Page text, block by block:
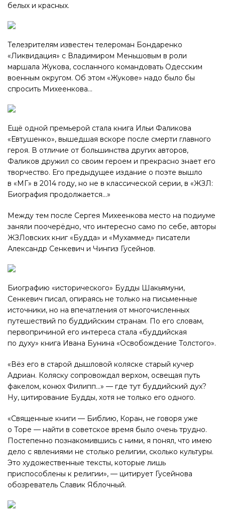
белых и красных.
Телезрителям известен телероман Бондаренко
«Ликвидация» с Владимиром Меньшовым в роли
маршала Жукова, сосланного командовать Одесским
военным округом. Об этом «Жукове» надо было бы
спросить Михеенкова…
Ещё одной премьерой стала книга Ильи Фаликова
«Евтушенко», вышедшая вскоре после смерти главного
героя. В отличие от большинства других авторов,
Фаликов дружил со своим героем и прекрасно знает его
творчество. Его предыдущее издание о поэте вышло
в «МГ» в 2014 году, но не в классической серии, в «ЖЗЛ:
Биография продолжается…»
Между тем после Сергея Михеенкова место на подиуме
заняли поочерёдно, что интересно само по себе, авторы
ЖЗЛовских книг «Будда» и «Мухаммед» писатели
Александр Сенкевич и Чингиз Гусейнов.
Биографию «исторического» Будды Шакьямуни,
Сенкевич писал, опираясь не только на письменные
источники, но на впечатления от многочисленных
путешествий по буддийским странам. По его словам,
первопричиной его интереса стала «буддийская
по духу» книга Ивана Бунина «Освобождение Толстого».
«Вёз его в старой дышловой коляске старый кучер
Адриан. Коляску сопровождал верхом, освещая путь
факелом, конюх Филипп…» — где тут буддийский дух?
Ну, цитирование Будды, хотя не только его одного.
«Священные книги — Библию, Коран, не говоря уже
о Торе — найти в советское время было очень трудно.
Постепенно познакомившись с ними, я понял, что имею
дело с явлениями не столько религии, сколько культуры.
Это художественные тексты, которые лишь
приспособлены к религии», — цитирует Гусейнова
обозреватель Славик Яблочный.